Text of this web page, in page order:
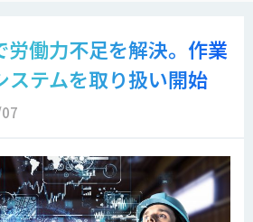
労働力不足を解決。作業
ステムを取り扱い開始